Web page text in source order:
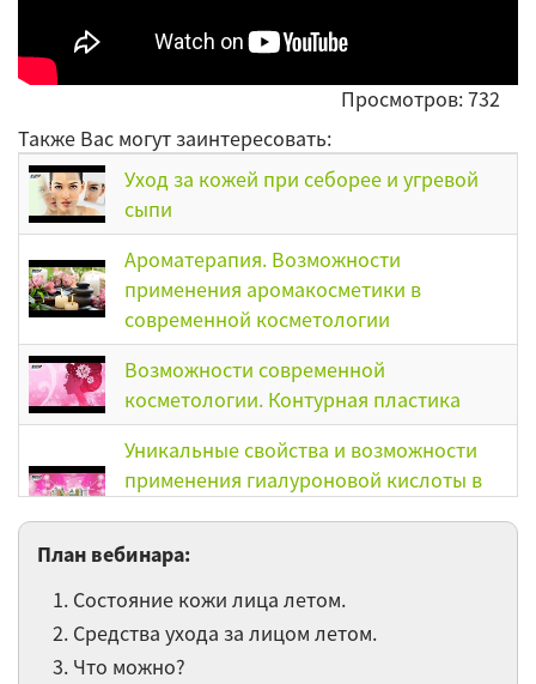
Просмотров: 732
Также Вас могут заинтересовать:
Уход за кожей при себорее и угревой
сыпи
Ароматерапия. Возможности
применения аромакосметики в
современной косметологии
Возможности современной
косметологии. Контурная пластика
Уникальные свойства и возможности
применения гиалуроновой кислоты в
ботулотоксина, как способ выглядеть
моложе
План вебинара:
Состояние кожи лица летом.
Средства ухода за лицом летом.
Что можно?